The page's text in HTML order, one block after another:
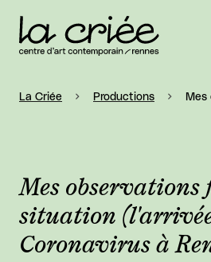
La Criée Productions
Mes observations
situation
Coronavirus à